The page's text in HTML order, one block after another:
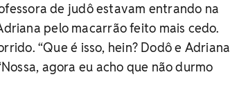
de judô estavam entrando na
pelo macarrão feito mais cedo.
“Que é isso, hein? Dodô e Adriana
agora eu acho que não durmo